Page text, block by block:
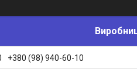
+380 (98) 940-60-10